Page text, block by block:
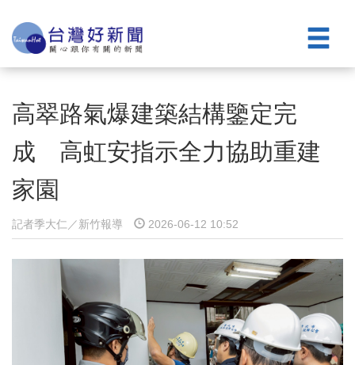
高翠路氣爆建築結構鑒定完
成 高虹安指示全力協助重建
家園
記者季大仁／新竹報導 2026-06-12 10:52